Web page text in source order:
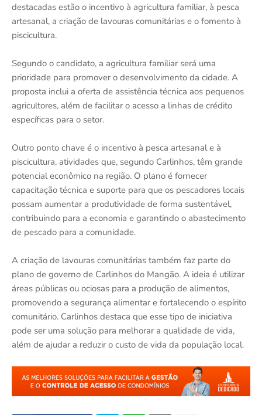
destacadas estão o incentivo à agricultura familiar, à pesca
artesanal, a criação de lavouras comunitárias e o fomento à
piscicultura.
Segundo o candidato, a agricultura familiar será uma
prioridade para promover o desenvolvimento da cidade. A
proposta inclui a oferta de assistência técnica aos pequenos
agricultores, além de facilitar o acesso a linhas de crédito
específicas para o setor.
Outro ponto chave é o incentivo à pesca artesanal e à
piscicultura, atividades que, segundo Carlinhos, têm grande
potencial econômico na região. O plano é fornecer
capacitação técnica e suporte para que os pescadores locais
possam aumentar a produtividade de forma sustentável,
contribuindo para a economia e garantindo o abastecimento
de pescado para a comunidade.
A criação de lavouras comunitárias também faz parte do
plano de governo de Carlinhos do Mangão. A ideia é utilizar
áreas públicas ou ociosas para a produção de alimentos,
promovendo a segurança alimentar e fortalecendo o espírito
comunitário. Carlinhos destaca que esse tipo de iniciativa
pode ser uma solução para melhorar a qualidade de vida,
além de ajudar a reduzir o custo de vida da população local.